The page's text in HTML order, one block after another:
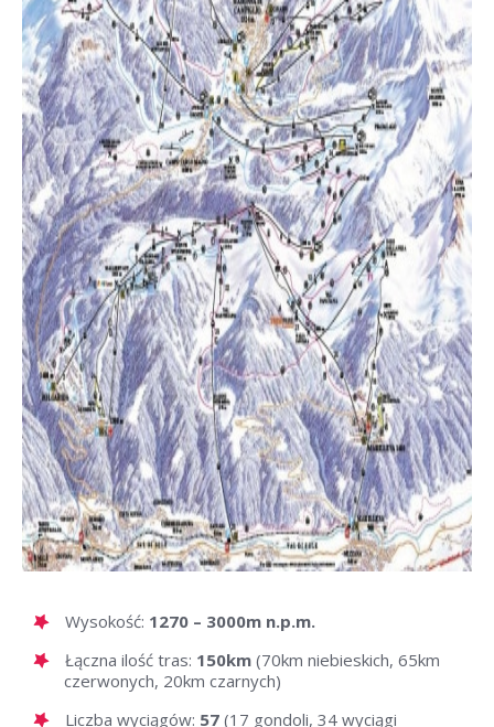
Wysokość: 1270 – 3000m n.p.m.
Łączna ilość tras: 150km (70km niebieskich, 65km
czerwonych, 20km czarnych)
Liczba wyciągów: 57 (17 gondoli, 34 wyciągi